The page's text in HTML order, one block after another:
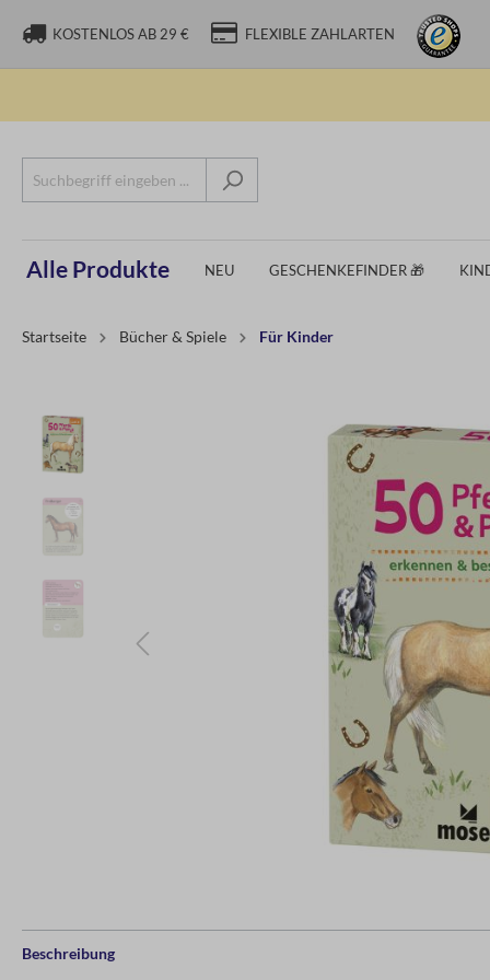
KOSTENLOS AB 29 € FLEXIBLE ZAHLARTEN
Alle Produkte NEU GESCHENKEFINDER 🎁
Startseite Bücher & Spiele Für Kinder
Beschreibung